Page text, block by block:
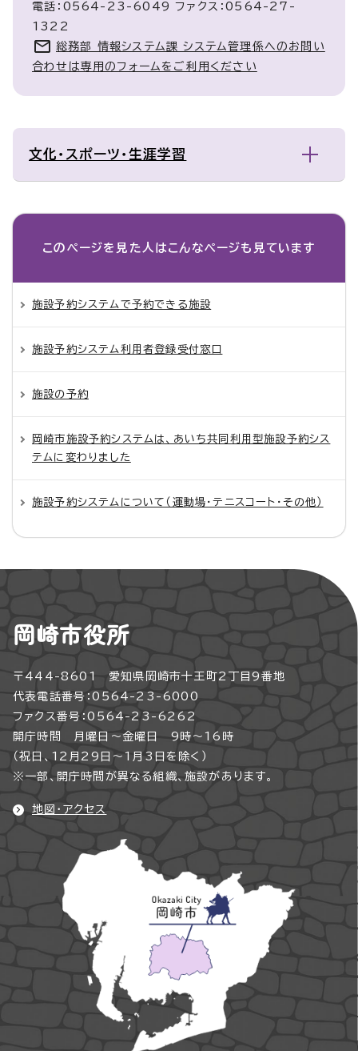
電話：0564-23-6049 ファクス：0564-27-
1322
総務部 情報システム課 システム管理係へのお問い
合わせは専用のフォームをご利用ください
文化・スポーツ・生涯学習
このページを見た人は こんなページも見ています
施設予約システムで予約できる施設
施設予約システム利用者登録受付窓口
施設の予約
岡崎市施設予約システムは、あいち共同利用型施設予約シス
テムに変わりました
施設予約システムについて（運動場・テニスコート・その他）
岡崎市役所
〒444-8601 愛知県岡崎市十王町2丁目9番地
代表電話番号：0564-23-6000
ファクス番号：0564-23-6262
開庁時間 月曜日～金曜日 9時～16時
（祝日、12月29日～1月3日を除く）
※一部、開庁時間が異なる組織、施設があります。
地図・アクセス